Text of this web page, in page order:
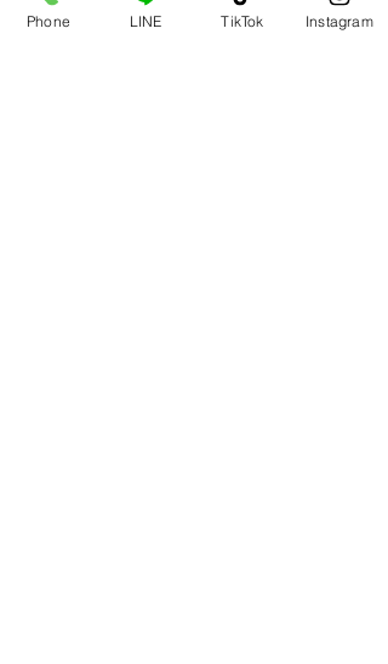
漏りが発生している可能性が高い
Phone LINE TikTok Instagram